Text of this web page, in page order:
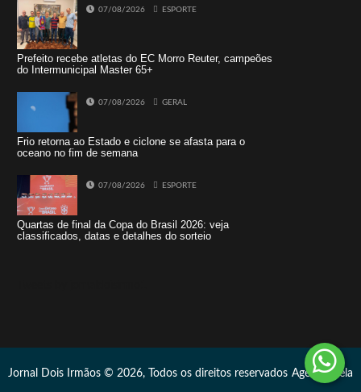
07/08/2026 ESPORTE
Prefeito recebe atletas do EC Morro Reuter, campeões
do Intermunicipal Master 65+
07/08/2026 GERAL
Frio retorna ao Estado e ciclone se afasta para o
oceano no fim de semana
07/08/2026 ESPORTE
Quartas de final da Copa do Brasil 2026: veja
classificados, datas e detalhes do sorteio
Jornal Dois Irmãos © 2026, Todos os direitos reservados Agência Vela